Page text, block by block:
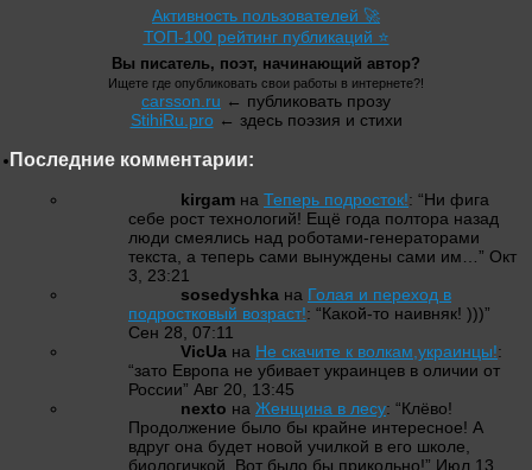
Активность пользователей 🚀
ТОП-100 рейтинг публикаций ⭐
Вы писатель, поэт, начинающий автор?
Ищете где опубликовать свои работы в интернете?!
carsson.ru ← публиковать прозу
StihiRu.pro ← здесь поэзия и стихи
Последние комментарии:
kirgam на Теперь подросток!: “Ни фига
себе рост технологий! Ещё года полтора назад
люди смеялись над роботами-генераторами
текста, а теперь сами вынуждены сами им…” Окт
3, 23:21
sosedyshka на Голая и переход в
подростковый возраст!: “Какой-то наивняк! )))”
Сен 28, 07:11
VicUa на Не скачите к волкам,украинцы!:
“зато Европа не убивает украинцев в оличии от
России” Авг 20, 13:45
nexto на Женщина в лесу: “Клёво!
Продолжение было бы крайне интересное! А
вдруг она будет новой училкой в его школе,
биологичкой. Вот было бы прикольно!” Июл 13,